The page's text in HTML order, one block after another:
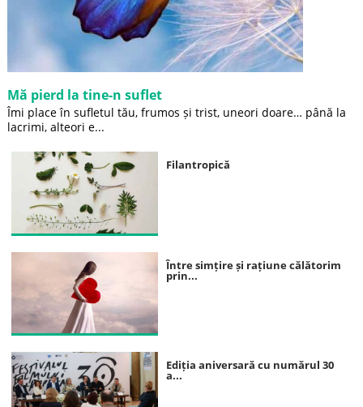
Mă pierd la tine-n suflet
Îmi place în sufletul tău, frumos și trist, uneori doare… până la
lacrimi, alteori e...
Filantropică
Între simțire și rațiune călătorim
prin...
Ediția aniversară cu numărul 30
a...